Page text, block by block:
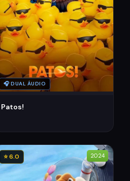
🎧 DUAL ÁUDIO
Patos!
⭐ 6.0 2024